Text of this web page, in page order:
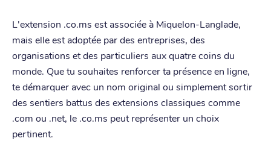
L'extension .co.ms est associée à Miquelon-Langlade,
mais elle est adoptée par des entreprises, des
organisations et des particuliers aux quatre coins du
monde. Que tu souhaites renforcer ta présence en ligne,
te démarquer avec un nom original ou simplement sortir
des sentiers battus des extensions classiques comme
.com ou .net, le .co.ms peut représenter un choix
pertinent.